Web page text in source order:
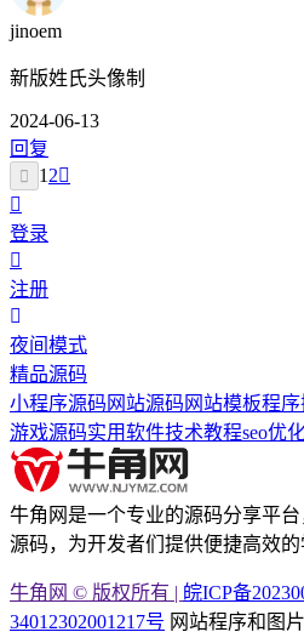
jinoem
新版姓氏头像制
2024-06-13
回复
12
登录
注册
夜间模式
精品源码
小程序源码 网站源码 网站模板程
游戏源码实用软件技术教程seo优
牛角网是一个专业的源码分享平
源码，为开发者们提供便捷高效的
牛角网 © 版权所有 | 皖ICP备
34012302001217号 网站程序和图